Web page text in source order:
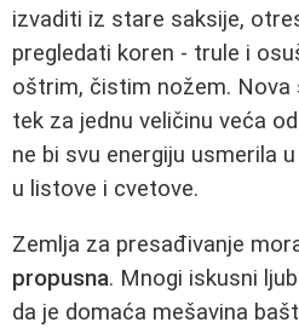
izvaditi iz stare saksije,
pregledati koren - trule i
oštrim, čistim nožem. Nova
tek za jednu veličinu veća
ne bi svu energiju usmerila
u listove i cvetove.
Zemlja za presađivanje
propusna. Mnogi iskusni
da je domaća mešavina